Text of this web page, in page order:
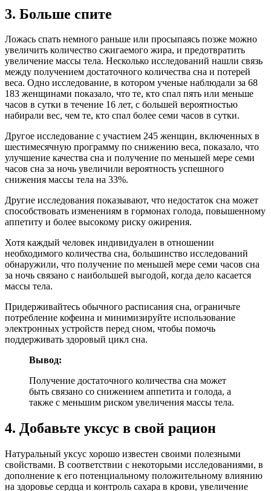
3. Больше спите
Ложась спать немного раньше или просыпаясь позже можно
увеличить количество сжигаемого жира, и предотвратить
увеличение массы тела. Несколько исследований нашли связь
между получением достаточного количества сна и потерей
веса. Одно исследование, в котором ученые наблюдали за 68
183 женщинами показало, что те, кто спал пять или меньше
часов в сутки в течение 16 лет, с большей вероятностью
набирали вес, чем те, кто спал более семи часов в сутки.
Другое исследование с участием 245 женщин, включенных в
шестимесячную программу по снижению веса, показало, что
улучшение качества сна и получение по меньшей мере семи
часов сна за ночь увеличили вероятность успешного
снижения массы тела на 33%.
Другие исследования показывают, что недостаток сна может
способствовать изменениям в гормонах голода, повышенному
аппетиту и более высокому риску ожирения.
Хотя каждый человек индивидуален в отношении
необходимого количества сна, большинство исследований
обнаружили, что получение по меньшей мере семи часов сна
за ночь связано с наибольшей выгодой, когда дело касается
массы тела.
Придерживайтесь обычного расписания сна, ограничьте
потребление кофеина и минимизируйте использование
электронных устройств перед сном, чтобы помочь
поддерживать здоровый цикл сна.
Вывод:
Получение достаточного количества сна может
быть связано со снижением аппетита и голода, а
также с меньшим риском увеличения массы тела.
4. Добавьте уксус в свой рацион
Натуральный уксус хорошо известен своими полезными
свойствами. В соответствии с некоторыми исследованиями, в
дополнение к его потенциальному положительному влиянию
на здоровье сердца и контроль сахара в крови, увеличение